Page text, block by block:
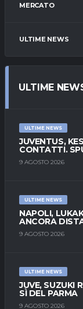
MERCATO
ULTIME NEWS
ULTIME
ULTIME NEWS
JUVENTUS,
CONTATTI.
9 AGOSTO 2026
ULTIME NEWS
NAPOLI,
ANCORA
9 AGOSTO 2026
ULTIME NEWS
JUVE, SUZUKI
SÌ DEL PARMA
9 AGOSTO 2026